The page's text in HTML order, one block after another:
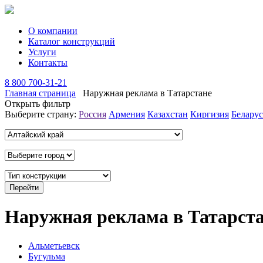
О компании
Каталог конструкций
Услуги
Контакты
8 800 700-31-21
Главная страница
Наружная реклама в Татарстане
Открыть фильтр
Выберите страну: Россия Армения Казахстан Киргизия
Наружная реклама в
Альметьевск
Бугульма